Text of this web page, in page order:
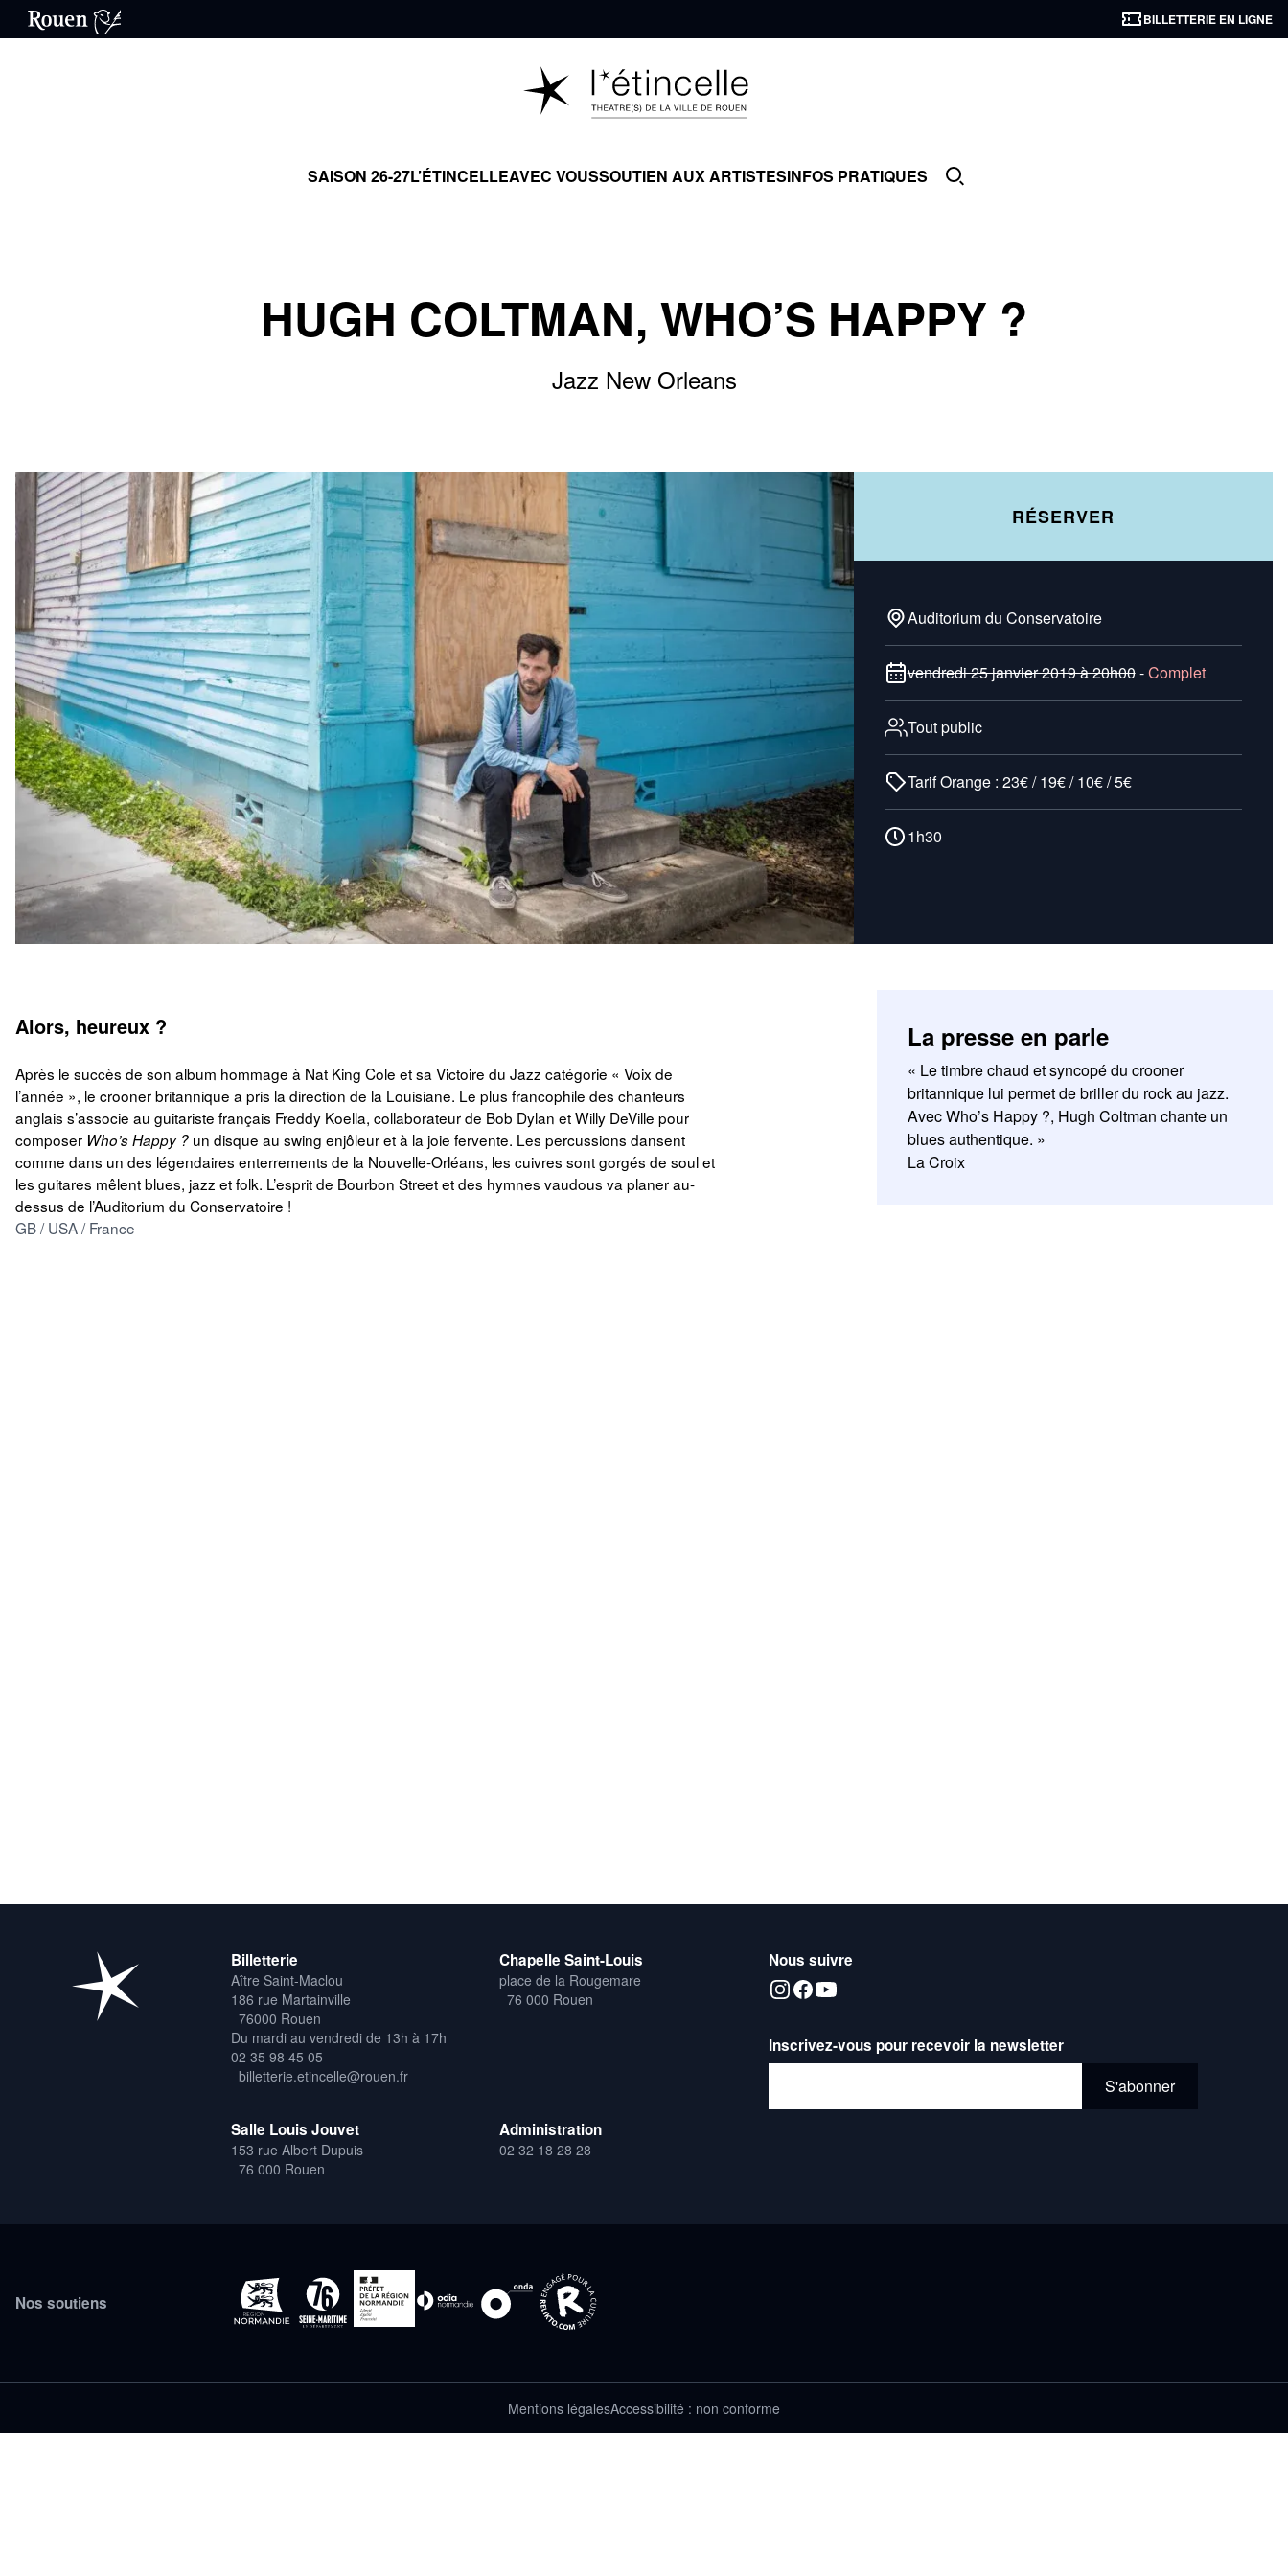
BILLETTERIE EN LIGNE
SAISON 26-27L’ÉTINCELLEAVEC VOUSSOUTIEN AUX ARTISTESINFOS PRATIQUES
HUGH COLTMAN, WHO’S HAPPY ?
Jazz New Orleans
RÉSERVER
Auditorium du Conservatoire
vendredi 25 janvier 2019 à 20h00-Complet
Tout public
Tarif Orange : 23€ / 19€ / 10€ / 5€
1h30
Alors, heureux ?
Après le succès de son album hommage à Nat King Cole et sa Victoire du Jazz catégorie « Voix de
l’année », le crooner britannique a pris la direction de la Louisiane. Le plus francophile des chanteurs
anglais s’associe au guitariste français Freddy Koella, collaborateur de Bob Dylan et Willy DeVille pour
composer Who’s Happy ? un disque au swing enjôleur et à la joie fervente. Les percussions dansent
comme dans un des légendaires enterrements de la Nouvelle-Orléans, les cuivres sont gorgés de soul et
les guitares mêlent blues, jazz et folk. L’esprit de Bourbon Street et des hymnes vaudous va planer au-
dessus de l’Auditorium du Conservatoire !
GB / USA / France
La presse en parle
« Le timbre chaud et syncopé du crooner
britannique lui permet de briller du rock au jazz.
Avec Who’s Happy ?, Hugh Coltman chante un
blues authentique. »
La Croix
Billetterie
Aître Saint-Maclou
186 rue Martainville
76000 Rouen
Du mardi au vendredi de 13h à 17h
02 35 98 45 05
billetterie.etincelle@rouen.fr
Chapelle Saint-Louis
place de la Rougemare
76 000 Rouen
Salle Louis Jouvet
153 rue Albert Dupuis
76 000 Rouen
Administration
02 32 18 28 28
Nous suivre
Inscrivez-vous pour recevoir la newsletter
Nos soutiens
Mentions légalesAccessibilité : non conforme